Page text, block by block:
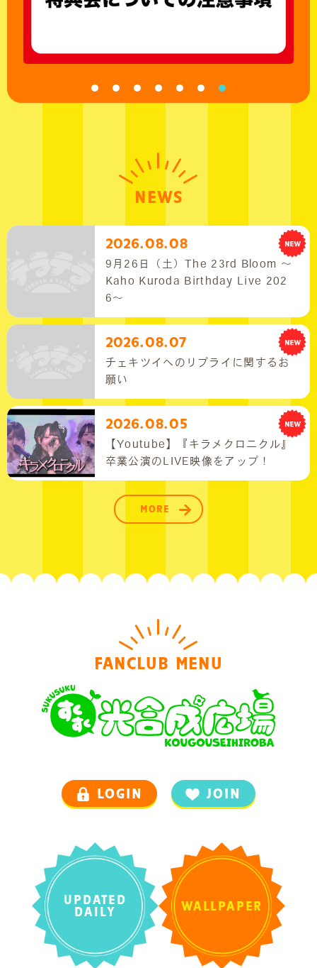
NEWS
2026.08.08
9月26日（土）The 23rd Bloom 〜
Kaho Kuroda Birthday Live 202
6〜
2026.08.07
チェキツイへのリプライに関するお
願い
2026.08.05
【Youtube】『キラメクロニクル』
卒業公演のLIVE映像をアップ！
MORE
FANCLUB MENU
LOGIN JOIN
UPDATED
DAILY WALLPAPER